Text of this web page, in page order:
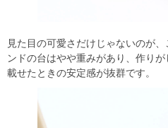
見た目の可愛さだけじゃないのが
ンドの台はやや重みがあり、作り
載せたときの安定感が抜群です。